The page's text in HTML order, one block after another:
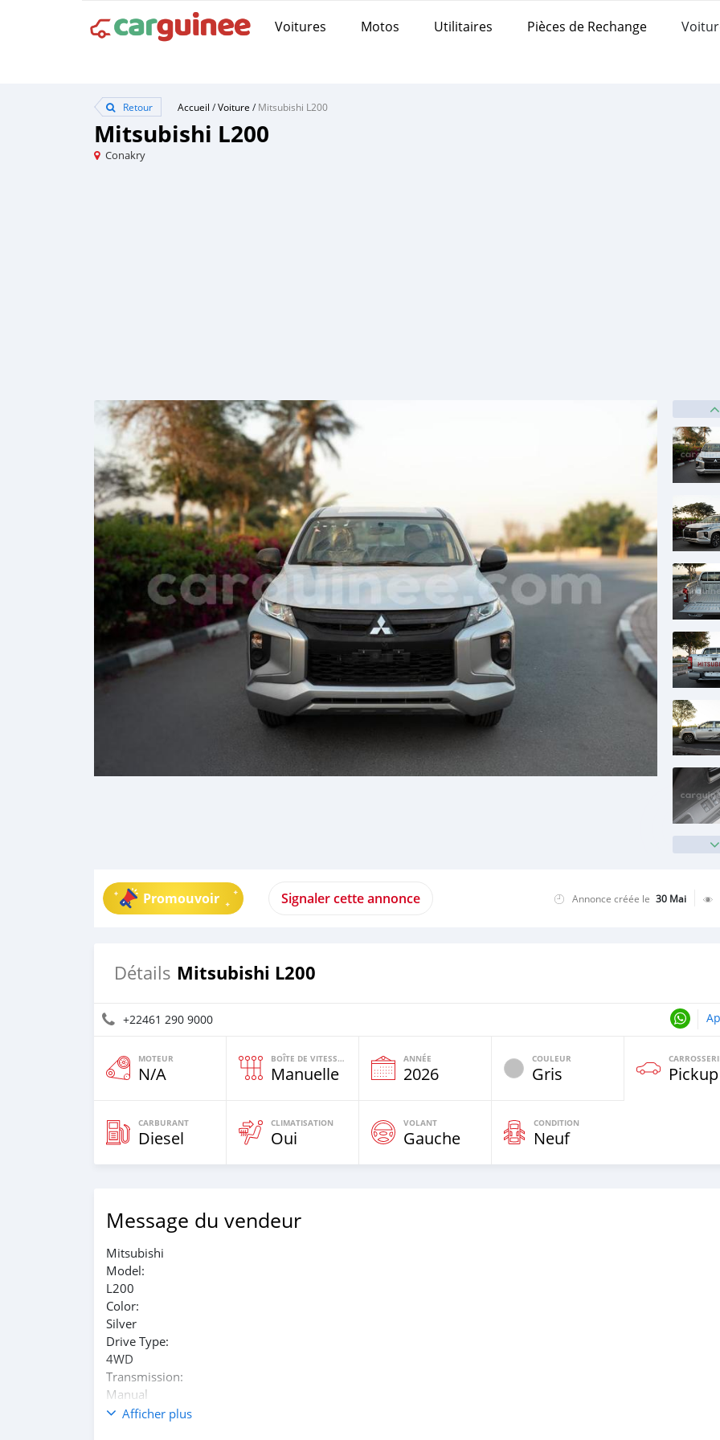
Voitures Motos Utilitaires Pièces de Rechange
Retour Accueil /Voiture /Mitsubishi L200
Mitsubishi L200
Conakry
Promouvoir Signaler cette annonce Annonce créée le 30 Mai
Détails Mitsubishi L200
+22461 290 9000
MOTEUR
N/A
BOÎTE DE VITESSES
Manuelle
ANNÉE
2026
COULEUR
Gris Pickup
CARBURANT
Diesel
CLIMATISATION
Oui
VOLANT
Gauche
CONDITION
Neuf
Message du vendeur
Mitsubishi
Model:
L200
Color:
Silver
Drive Type:
4WD
Transmission:
Manual
Wheels:
Afficher plus